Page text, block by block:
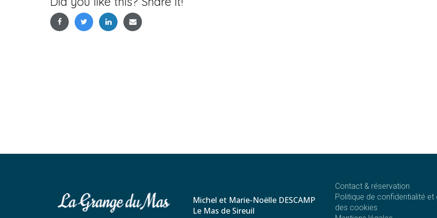
Michel et Marie-Noëlle DESCAMP
Le Mas de Sireuil
Contact & réservation
Politique de confidentialité et
des cookies